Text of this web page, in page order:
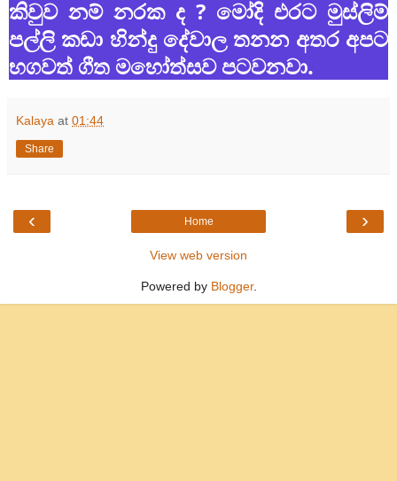
කිවුව නම් නරක ද ? මෝදි එරට මුස්ලිම්
පල්ලි කඩා හින්දු දේවාල තනන අතර අපට
භගවත් ගීත මහෝත්සව පටවනවා.
Kalaya at 01:44
Share
‹ ›
Home
View web version
Powered by Blogger.